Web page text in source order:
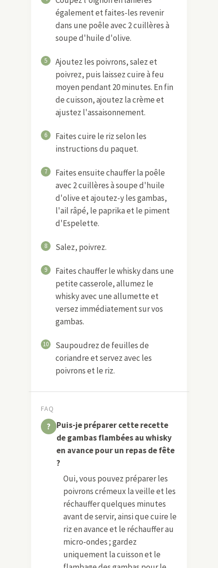
également et faites-les revenir
dans une poêle avec 2 cuillères à
soupe d'huile d'olive.
5
Ajoutez les poivrons, salez et
poivrez, puis laissez cuire à feu
moyen pendant 20 minutes. En fin
de cuisson, ajoutez la crème et
ajustez l'assaisonnement.
6
Faites cuire le riz selon les
instructions du paquet.
7
Faites ensuite chauffer la poêle
avec 2 cuillères à soupe d'huile
d'olive et ajoutez-y les gambas,
l'ail râpé, le paprika et le piment
d'Espelette.
8 Salez, poivrez.
9
Faites chauffer le whisky dans une
petite casserole, allumez le
whisky avec une allumette et
versez immédiatement sur vos
gambas.
10
Saupoudrez de feuilles de
coriandre et servez avec les
poivrons et le riz.
FAQ
Puis-je préparer cette recette
de gambas flambées au whisky
en avance pour un repas de fête
?
Oui, vous pouvez préparer les
poivrons crémeux la veille et les
réchauffer quelques minutes
avant de servir, ainsi que cuire le
riz en avance et le réchauffer au
micro-ondes ; gardez
uniquement la cuisson et le